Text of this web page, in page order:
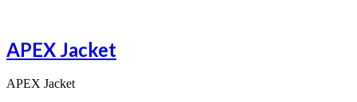
APEX Jacket
APEX Jacket